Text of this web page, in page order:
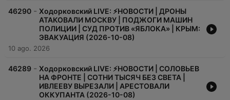
46290 - Ходорковский LIVE: ⚡️НОВОСТИ | ДРОНЫ
АТАКОВАЛИ МОСКВУ | ПОДЖОГИ МАШИН
ПОЛИЦИИ | СУД ПРОТИВ «ЯБЛОКА» | КРЫМ:
ЭВАКУАЦИЯ (2026-10-08)
10 ago. 2026
46289 - Ходорковский LIVE: ⚡️НОВОСТИ | СОЛОВЬЕВ
НА ФРОНТЕ | СОТНИ ТЫСЯЧ БЕЗ СВЕТА |
ИВЛЕЕВУ ВЫРЕЗАЛИ | АРЕСТОВАЛИ
ОККУПАНТА (2026-10-08)